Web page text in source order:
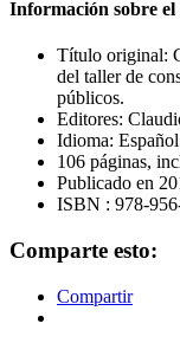
Información sobre el
Título original:
del taller de
públicos.
Editores:
Idioma:
106 páginas,
Publicado en
ISBN : 978-
Comparte esto:
Compartir